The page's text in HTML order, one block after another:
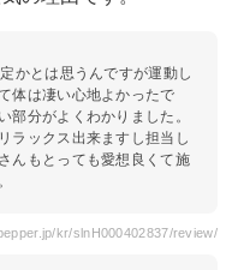
かとは思うんですが運動し
体は凄い心地よかったで
部分がよくわかりました。
ラックス出来ますし担当し
んもとっても愛想良くて施
kr/slnH000402837/review/